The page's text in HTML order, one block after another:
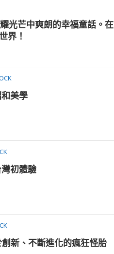
光芒中爽朗的幸福童話。在
界！
美學
初體驗
新、不斷進化的瘋狂怪胎